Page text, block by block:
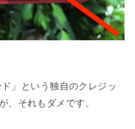
」という独自のクレジッ
、それもダメです。